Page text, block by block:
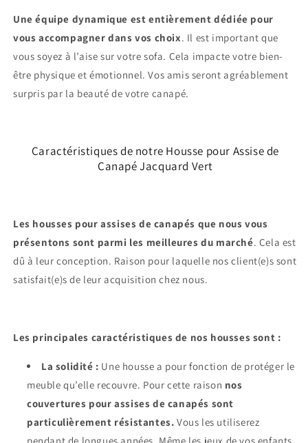
Une équipe dynamique est entièrement dédiée pour
vous accompagner dans vos choix. Il est important que
vous soyez à l’aise sur votre sofa. Cela impacte votre bien-
être physique et émotionnel. Vos amis seront agréablement
surpris par la beauté de votre canapé.
Caractéristiques de notre Housse pour Assise de
Canapé Jacquard Vert
Les housses pour assises de canapés que nous vous
présentons sont parmi les meilleures du marché. Cela est
dû à leur conception. Raison pour laquelle nos client(e)s sont
satisfait(e)s de leur acquisition chez nous.
Les principales caractéristiques de nos housses sont :
La solidité : Une housse a pour fonction de protéger le
meuble qu’elle recouvre. Pour cette raison nos
couvertures pour assises de canapés sont
particulièrement résistantes. Vous les utiliserez
pendant de longues années. Même les jeux de vos enfants